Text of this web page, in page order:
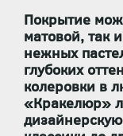
Покрытие
матовой, так
нежных
глубоких
колеровки в
«Кракелюр»